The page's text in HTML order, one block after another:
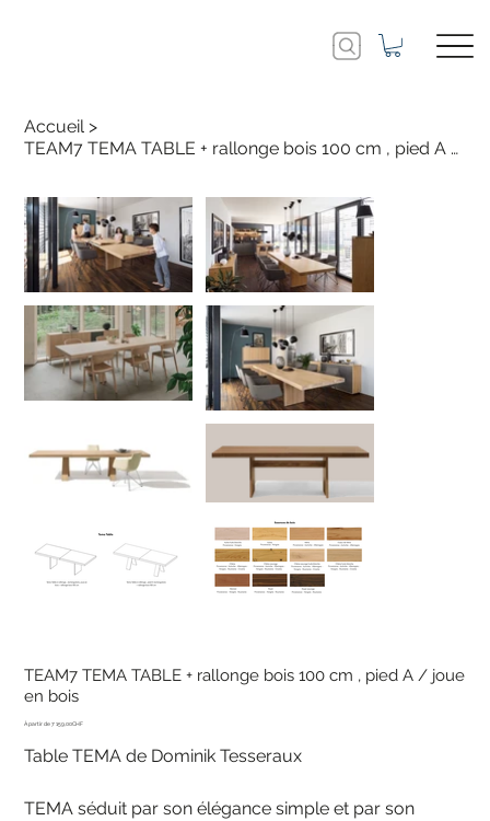
Accueil >
TEAM7 TEMA TABLE + rallonge bois 100 cm , pied A / joue en bois
TEAM7 TEMA TABLE + rallonge bois 100 cm , pied A / joue
en bois
Prix 7 159,00CHF
Table TEMA de Dominik Tesseraux
TEMA séduit par son élégance simple et par son